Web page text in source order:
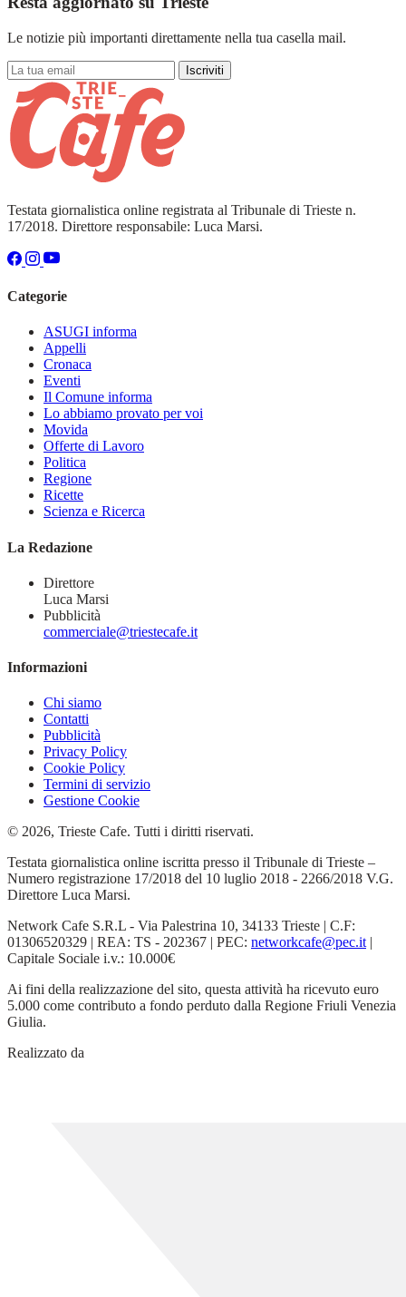
Le notizie più importanti direttamente nella tua casella mail.
Iscriviti
Testata giornalistica online registrata al Tribunale di Trieste n.
17/2018. Direttore responsabile: Luca Marsi.
Categorie
ASUGI informa
Appelli
Cronaca
Eventi
Il Comune informa
Lo abbiamo provato per voi
Movida
Offerte di Lavoro
Politica
Regione
Ricette
Scienza e Ricerca
La Redazione
Direttore
Luca Marsi
Pubblicità
commerciale@triestecafe.it
Informazioni
Chi siamo
Contatti
Pubblicità
Privacy Policy
Cookie Policy
Termini di servizio
Gestione Cookie
© 2026, Trieste Cafe. Tutti i diritti riservati.
Testata giornalistica online iscritta presso il Tribunale di Trieste –
Numero registrazione 17/2018 del 10 luglio 2018 - 2266/2018 V.G.
Direttore Luca Marsi.
Network Cafe S.R.L - Via Palestrina 10, 34133 Trieste | C.F:
01306520329 | REA: TS - 202367 | PEC: networkcafe@pec.it|
Capitale Sociale i.v.: 10.000€
Ai fini della realizzazione del sito, questa attività ha ricevuto euro
5.000 come contributo a fondo perduto dalla Regione Friuli Venezia
Giulia.
Realizzato da